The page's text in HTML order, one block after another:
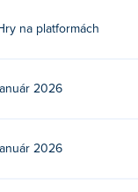
na platformách
2026
2026